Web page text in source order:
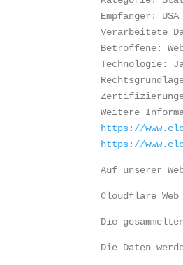
Empfänger: USA
Verarbeitete
Betroffene:
Technologie:
Weitere
https://
https://
Auf unserer
Cloudflare
Die
Die Daten